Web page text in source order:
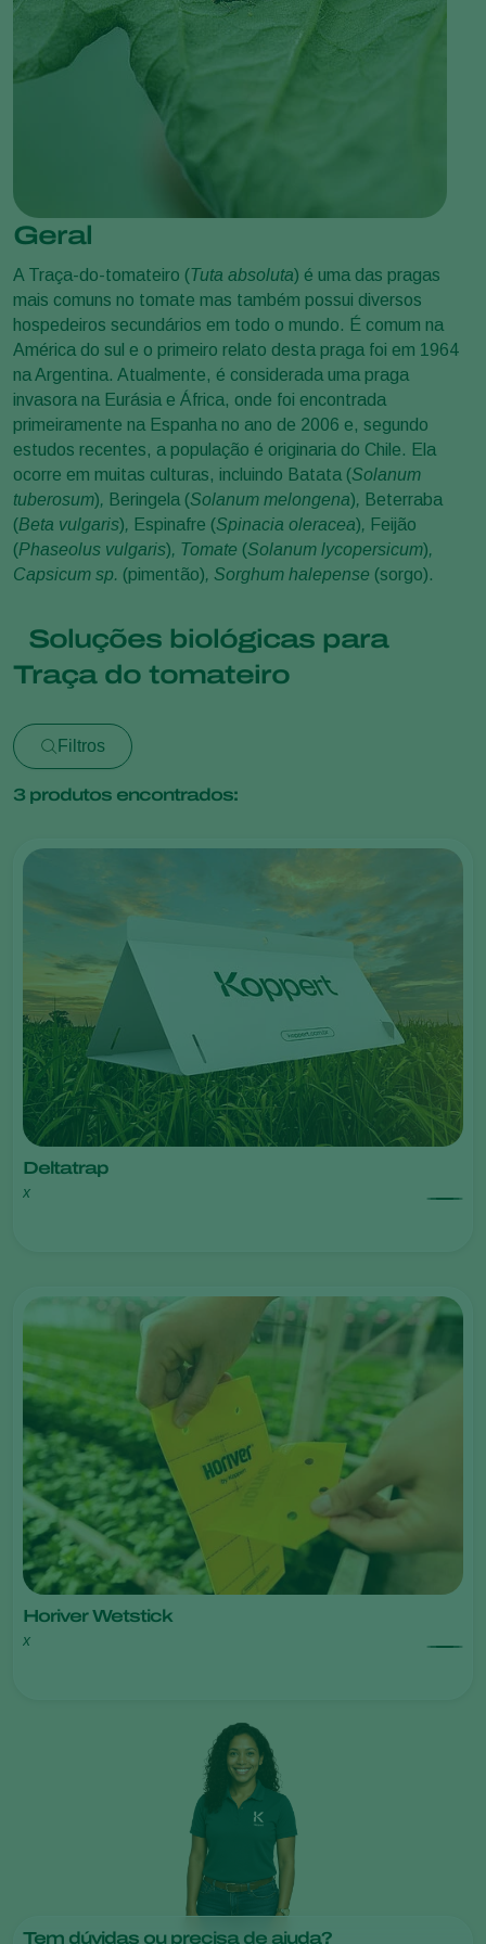
Geral
A Traça-do-tomateiro (Tuta absoluta) é uma das pragas
mais comuns no tomate mas também possui diversos
hospedeiros secundários em todo o mundo. É comum na
América do sul e o primeiro relato desta praga foi em 1964
na Argentina. Atualmente, é considerada uma praga
invasora na Eurásia e África, onde foi encontrada
primeiramente na Espanha no ano de 2006 e, segundo
estudos recentes, a população é originaria do Chile. Ela
ocorre em muitas culturas, incluindo Batata (Solanum
tuberosum), Beringela (Solanum melongena), Beterraba
(Beta vulgaris), Espinafre (Spinacia oleracea), Feijão
(Phaseolus vulgaris), Tomate (Solanum lycopersicum),
Capsicum sp. (pimentão), Sorghum halepense (sorgo).
Soluções biológicas para
Traça do tomateiro
Filtros
3 produtos encontrados:
Deltatrap
x
Horiver Wetstick
x
Tem dúvidas ou precisa de ajuda?